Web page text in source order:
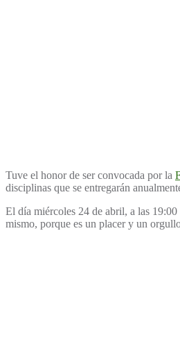
Tuve el honor de ser convocada por la
disciplinas que se entregarán
El día miércoles 24 de abril, a las
mismo, porque es un placer y un